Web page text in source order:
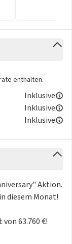
enthalten.
Inklusive
Inklusive
Inklusive
Aktion.
diesem Monat!
63.760 €!